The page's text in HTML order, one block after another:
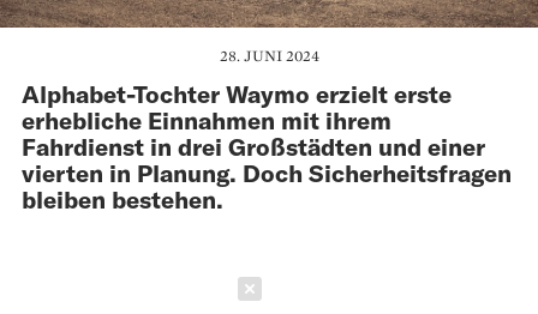
28. JUNI 2024
Alphabet-Tochter Waymo erzielt erste
erhebliche Einnahmen mit ihrem
Fahrdienst in drei Großstädten und einer
vierten in Planung. Doch Sicherheitsfragen
bleiben bestehen.